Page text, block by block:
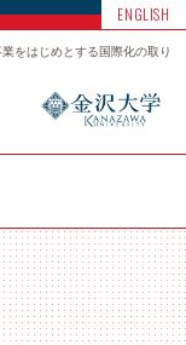
ENGLISH
をはじめとする国際化の取り